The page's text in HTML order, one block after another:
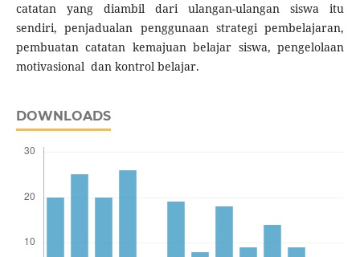
catatan yang diambil dari ulangan-ulangan siswa itu
sendiri, penjadualan penggunaan strategi pembelajaran,
pembuatan catatan kemajuan belajar siswa, pengelolaan
motivasional dan kontrol belajar.
DOWNLOADS